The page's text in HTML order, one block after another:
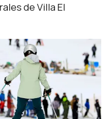
de Villa El